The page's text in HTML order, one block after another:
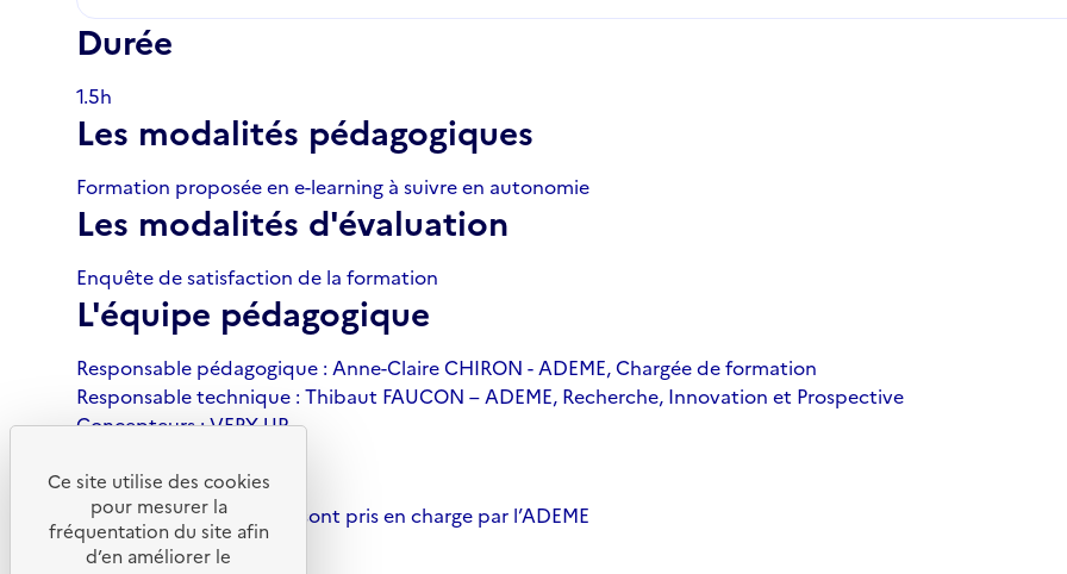
Durée
1.5h
Les modalités pédagogiques
Formation proposée en e-learning à suivre en autonomie
Les modalités d'évaluation
Enquête de satisfaction de la formation
L'équipe pédagogique
Responsable pédagogique : Anne-Claire CHIRON - ADEME, Chargée de formation
Responsable technique : Thibaut FAUCON – ADEME, Recherche, Innovation et Prospective
Concepteurs : VERY UP
Les coûts pédagogiques sont pris en charge par l’ADEME
ACCÉDER AU COURS
Ce site utilise des cookies
pour mesurer la
fréquentation du site afin
d’en améliorer le